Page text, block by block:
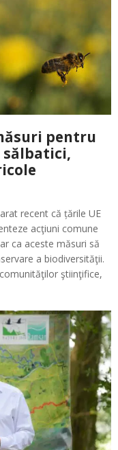
pentru
recent că țările UE
acţiuni comune
ca aceste măsuri să
a biodiversităţii.
ştiinţifice,